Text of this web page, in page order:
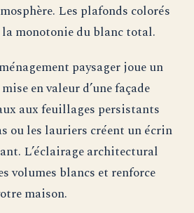
Les plafonds colorés
monotonie du blanc total.
paysager joue un
en valeur d’une façade
aux feuillages persistants
ou les lauriers créent un écrin
L’éclairage architectural
volumes blancs et renforce
maison.